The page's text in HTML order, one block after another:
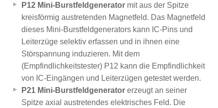
P12 Mini-Burstfeldgeneratormit aus der Spitze
kreisförmig austretenden Magnetfeld. Das Magnetfeld
dieses Mini-Burstfeldgenerators kann IC-Pins und
Leiterzüge selektiv erfassen und in ihnen eine
Störspannung induzieren. Mit dem
(Empfindlichkeitstester) P12 kann die Empfindlichkeit
von IC-Eingängen und Leiterzügen getestet werden.
P21 Mini-Burstfeldgeneratorerzeugt an seiner
Spitze axial austretendes elektrisches Feld. Die